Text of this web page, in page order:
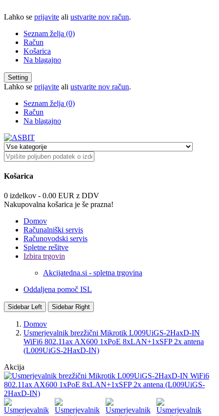
Lahko se prijavite ali ustvarite nov račun.
Seznam želja (0)
Račun
Košarica
Na blagajno
Setting
Lahko se prijavite ali ustvarite nov račun.
Seznam želja (0)
Račun
Na blagajno
Košarica
0 izdelkov - 0.00 EUR z DDV
Nakupovalna košarica je še prazna!
Domov
Računalniški servis
Računovodski servis
Spletne rešitve
Izbira trgovin
Akcijatedna.si - spletna trgovina
Oddaljena pomoč ISL
Sidebar Left Sidebar Right
Domov
Usmerjevalnik brezžični Mikrotik L009UiGS-2HaxD-IN
WiFi6 802.11ax AX600 1xPoE 8xLAN+1xSFP 2x antena
(L009UiGS-2HaxD-IN)
Akcija